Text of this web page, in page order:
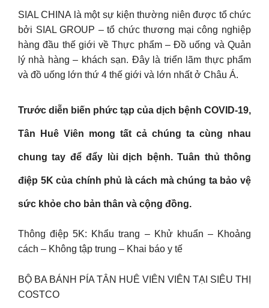
SIAL CHINA là một sự kiện thường niên được tổ chức
bởi SIAL GROUP – tổ chức thương mại công nghiệp
hàng đầu thế giới về Thực phẩm – Đồ uống và Quản
lý nhà hàng – khách sạn. Đây là triển lãm thực phẩm
và đồ uống lớn thứ 4 thế giới và lớn nhất ở Châu Á.
Trước diễn biến phức tạp của dịch bệnh COVID-19,
Tân Huê Viên mong tất cả chúng ta cùng nhau
chung tay để đẩy lùi dịch bệnh. Tuân thủ thông
điệp 5K của chính phủ là cách mà chúng ta bảo vệ
sức khỏe cho bản thân và cộng đồng.
Thông điệp 5K: Khẩu trang – Khử khuẩn – Khoảng
cách – Không tập trung – Khai báo y tế
BỘ BA BÁNH PÍA TÂN HUÊ VIÊN VIÊN TẠI SIÊU THỊ
COSTCO